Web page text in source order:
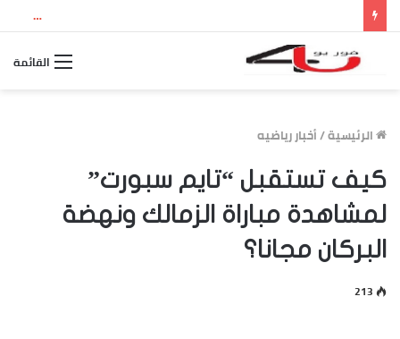
نتيجة الثانوية العامة 2026 بالاسم ورقم الجلوس.. استعلم الآن عن درجاتك والمجموع الكلي
القائمة
الرئيسية/أخبار رياضيه
كيف تستقبل “تايم سبورت”
لمشاهدة مباراة الزمالك ونهضة
البركان مجانا؟
213